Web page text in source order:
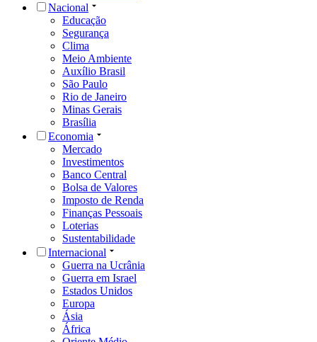
Nacional
Educação
Segurança
Clima
Meio Ambiente
Auxílio Brasil
São Paulo
Rio de Janeiro
Minas Gerais
Brasília
Economia
Mercado
Investimentos
Banco Central
Bolsa de Valores
Imposto de Renda
Finanças Pessoais
Loterias
Sustentabilidade
Internacional
Guerra na Ucrânia
Guerra em Israel
Estados Unidos
Europa
Ásia
África